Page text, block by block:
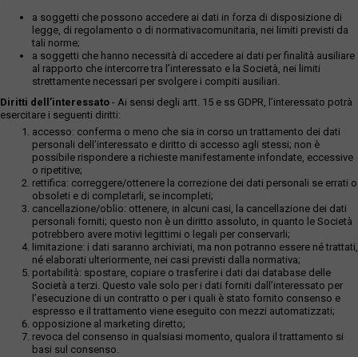
a soggetti che possono accedere ai dati in forza di disposizione di
legge, di regolamento o di normativacomunitaria, nei limiti previsti da
tali norme;
a soggetti che hanno necessità di accedere ai dati per finalità ausiliare
al rapporto che intercorre tra l’interessato e la Società, nei limiti
strettamente necessari per svolgere i compiti ausiliari.
Diritti dell’interessato - Ai sensi degli artt. 15 e ss GDPR, l’interessato potrà
esercitare i seguenti diritti:
accesso: conferma o meno che sia in corso un trattamento dei dati
personali dell’interessato e diritto di accesso agli stessi; non è
possibile rispondere a richieste manifestamente infondate, eccessive
o ripetitive;
rettifica: correggere/ottenere la correzione dei dati personali se errati o
obsoleti e di completarli, se incompleti;
cancellazione/oblio: ottenere, in alcuni casi, la cancellazione dei dati
personali forniti; questo non è un diritto assoluto, in quanto le Società
potrebbero avere motivi legittimi o legali per conservarli;
limitazione: i dati saranno archiviati, ma non potranno essere né trattati,
né elaborati ulteriormente, nei casi previsti dalla normativa;
portabilità: spostare, copiare o trasferire i dati dai database delle
Società a terzi. Questo vale solo per i dati forniti dall’interessato per
l’esecuzione di un contratto o per i quali è stato fornito consenso e
espresso e il trattamento viene eseguito con mezzi automatizzati;
opposizione al marketing diretto;
revoca del consenso in qualsiasi momento, qualora il trattamento si
basi sul consenso.